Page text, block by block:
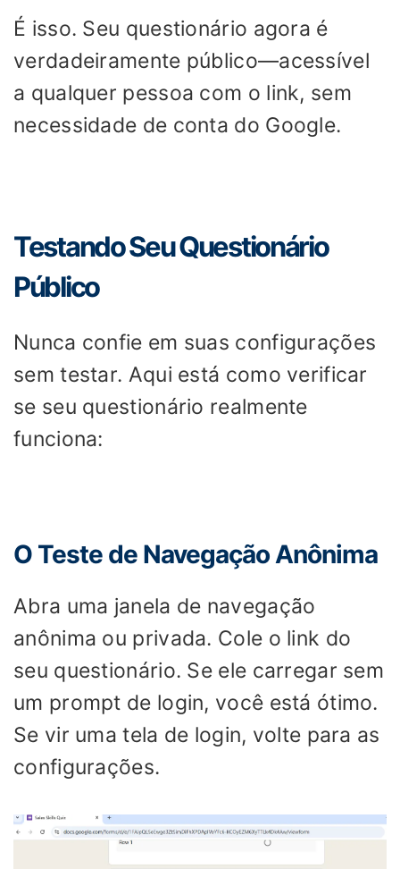
É isso. Seu questionário agora é
verdadeiramente público—acessível
a qualquer pessoa com o link, sem
necessidade de conta do Google.
Testando Seu Questionário
Público
Nunca confie em suas configurações
sem testar. Aqui está como verificar
se seu questionário realmente
funciona:
O Teste de Navegação Anônima
Abra uma janela de navegação
anônima ou privada. Cole o link do
seu questionário. Se ele carregar sem
um prompt de login, você está ótimo.
Se vir uma tela de login, volte para as
configurações.